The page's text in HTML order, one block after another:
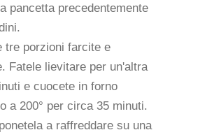
pancetta precedentemente
tre porzioni farcite e
Fatele lievitare per un'altra
e cuocete in forno
a 200° per circa 35 minuti.
a raffreddare su una